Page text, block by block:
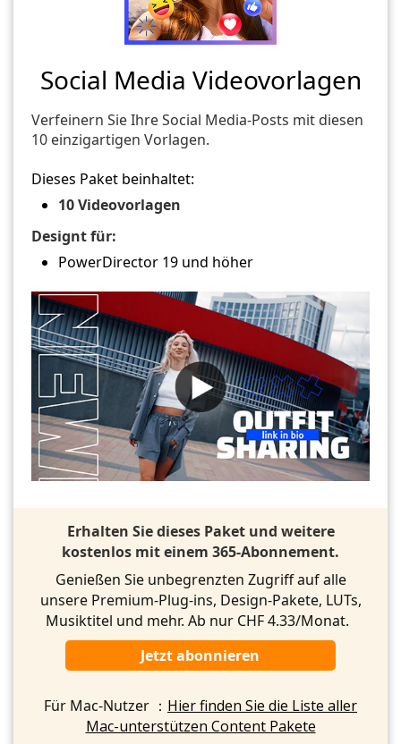
Social Media Videovorlagen
Verfeinern Sie Ihre Social Media-Posts mit diesen
10 einzigartigen Vorlagen.
Dieses Paket beinhaltet:
10 Videovorlagen
Designt für:
PowerDirector 19 und höher
Erhalten Sie dieses Paket und weitere
kostenlos mit einem 365-Abonnement.
Genießen Sie unbegrenzten Zugriff auf alle
unsere Premium-Plug-ins, Design-Pakete, LUTs,
Musiktitel und mehr. Ab nur CHF 4.33/Monat.
Jetzt abonnieren
Für Mac-Nutzer ： Hier finden Sie die Liste aller
Mac-unterstützen Content Pakete